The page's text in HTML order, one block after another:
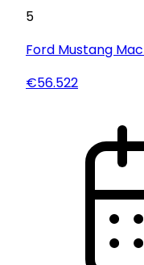
5
Ford Mustang
€56.522